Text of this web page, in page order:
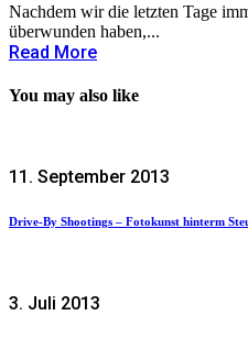
Nachdem wir die letzten Tage
überwunden haben,...
Read More
You may also like
11. September 2013
Drive-By Shootings – Fotokunst hinterm
3. Juli 2013